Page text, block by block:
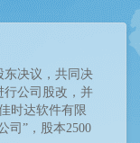
东决议，共同决
行公司股改，并
时达软件有限
司”，股本2500